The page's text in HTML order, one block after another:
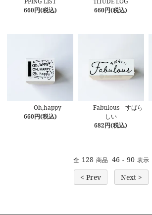
660円(税込)
660円(税込)
Oh,happy
660円(税込)
Fabulous すばら
しい
682円(税込)
全 128 商品 46 - 90 表示
< Prev Next >